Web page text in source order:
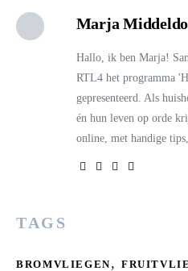
Marja
Hallo, ik ben Marja!
RTL4 het programma
gepresenteerd. Als
én hun leven op orde
online, met handige
TAGS
BROMVLIEGEN,